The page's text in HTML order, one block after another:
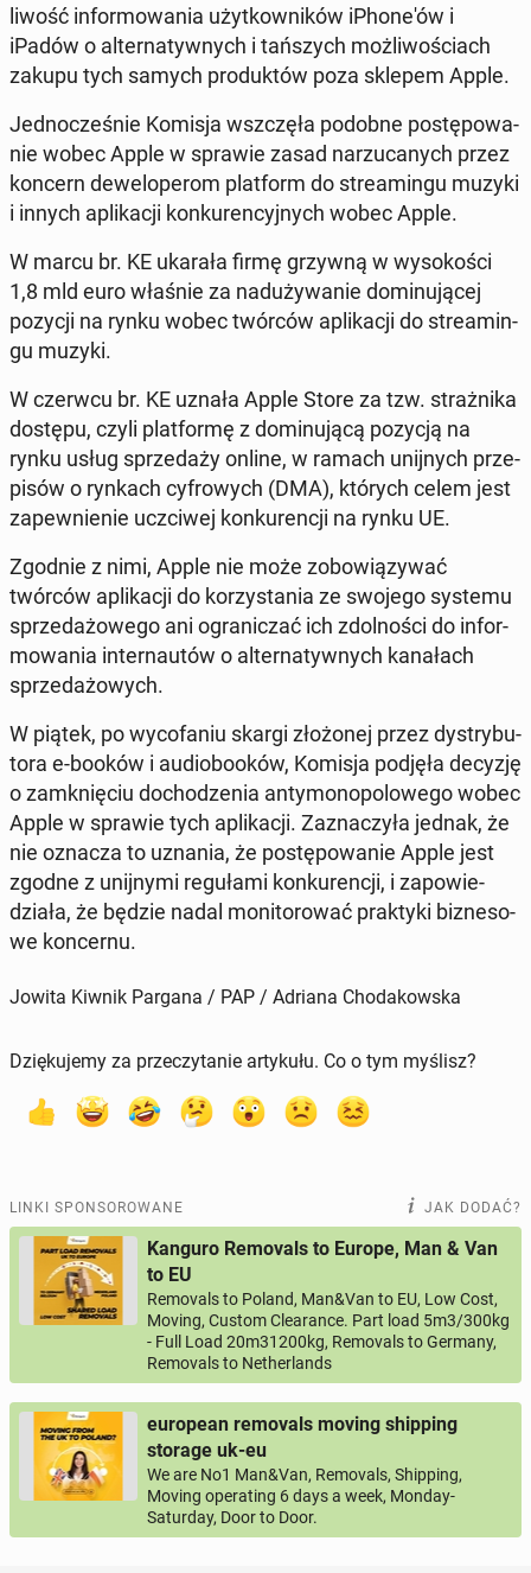
li­wość in­for­mo­wa­nia użyt­kow­ni­ków iPho­ne­'ów i
iPadów o al­ter­na­tyw­nych i tań­szych moż­li­wo­ściach
zakupu tych samych pro­duk­tów poza sklepem Apple.
Jed­no­cze­śnie Komisja wsz­czę­ła podobne po­stę­po­wa­
nie wobec Apple w sprawie zasad na­rzu­ca­nych przez
koncern de­we­lo­pe­rom plat­form do stre­amin­gu muzyki
i innych apli­ka­cji kon­ku­ren­cyj­nych wobec Apple.
W marcu br. KE ukarała firmę grzywną w wy­so­ko­ści
1,8 mld euro właśnie za nad­uży­wa­nie do­mi­nu­ją­cej
pozycji na rynku wobec twórców apli­ka­cji do stre­amin­
gu muzyki.
W czerwcu br. KE uznała Apple Store za tzw. straż­ni­ka
dostępu, czyli plat­for­mę z do­mi­nu­ją­cą pozycją na
rynku usług sprze­da­ży online, w ramach unij­nych prze­
pi­sów o rynkach cy­fro­wych (DMA), których celem jest
za­pew­nie­nie uczci­wej kon­ku­ren­cji na rynku UE.
Zgodnie z nimi, Apple nie może zo­bo­wią­zy­wać
twórców apli­ka­cji do ko­rzy­sta­nia ze swojego systemu
sprze­da­żo­we­go ani ogra­ni­czać ich zdol­no­ści do in­for­
mo­wa­nia in­ter­nau­tów o al­ter­na­tyw­nych ka­na­łach
sprze­da­żo­wych.
W piątek, po wy­co­fa­niu skargi zło­żo­nej przez dys­try­bu­
to­ra e-booków i au­dio­bo­oków, Komisja podjęła decyzję
o za­mknię­ciu do­cho­dze­nia an­ty­mo­no­po­lo­we­go wobec
Apple w sprawie tych apli­ka­cji. Za­zna­czy­ła jednak, że
nie oznacza to uznania, że po­stę­po­wa­nie Apple jest
zgodne z unij­ny­mi re­gu­ła­mi kon­ku­ren­cji, i za­po­wie­
dzia­ła, że będzie nadal mo­ni­to­ro­wać prak­ty­ki biz­ne­so­
we kon­cer­nu.
Jowita Kiwnik Pargana / PAP / Adriana Chodakowska
Dziękujemy za przeczytanie artykułu. Co o tym myślisz?
LINKI SPONSOROWANE JAK DODAĆ?
Kanguro Removals to Europe, Man & Van
to EU
Removals to Poland, Man&Van to EU, Low Cost,
Moving, Custom Clearance. Part load 5m3/300kg
- Full Load 20m31200kg, Removals to Germany,
Removals to Netherlands
european removals moving shipping
storage uk-eu
We are No1 Man&Van, Removals, Shipping,
Moving operating 6 days a week, Monday-
Saturday, Door to Door.